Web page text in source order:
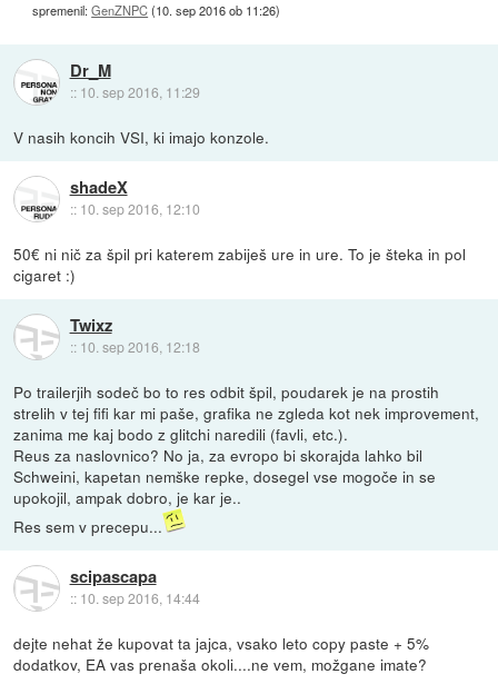
spremenil:GenZNPC(10. sep 2016 ob 11:26)
Dr_M
:: 10. sep 2016, 11:29
V nasih koncih VSI, ki imajo konzole.
shadeX
:: 10. sep 2016, 12:10
50€ ni nič za špil pri katerem zabiješ ure in ure. To je šteka in pol
cigaret :)
Twixz
:: 10. sep 2016, 12:18
Po trailerjih sodeč bo to res odbit špil, poudarek je na prostih
strelih v tej fifi kar mi paše, grafika ne zgleda kot nek improvement,
zanima me kaj bodo z glitchi naredili (favli, etc.).
Reus za naslovnico? No ja, za evropo bi skorajda lahko bil
Schweini, kapetan nemške repke, dosegel vse mogoče in se
upokojil, ampak dobro, je kar je..
Res sem v precepu...
scipascapa
:: 10. sep 2016, 14:44
dejte nehat že kupovat ta jajca, vsako leto copy paste + 5%
dodatkov, EA vas prenaša okoli....ne vem, možgane imate?